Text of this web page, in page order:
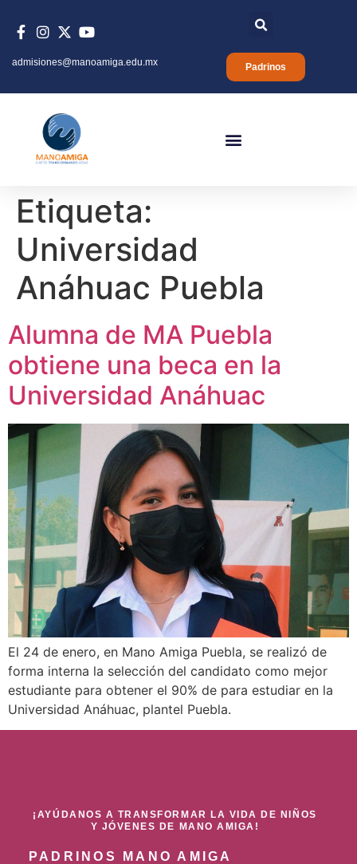
Padrinos
admisiones@manoamiga.edu.mx
Etiqueta:
Universidad
Anáhuac Puebla
Alumna de MA Puebla
obtiene una beca en la
Universidad Anáhuac
El 24 de enero, en Mano Amiga Puebla, se realizó de
forma interna la selección del candidato como mejor
estudiante para obtener el 90% de para estudiar en la
Universidad Anáhuac, plantel Puebla.
¡AYÚDANOS A TRANSFORMAR LA VIDA DE NIÑOS
Y JÓVENES DE MANO AMIGA!
PADRINOS MANO AMIGA